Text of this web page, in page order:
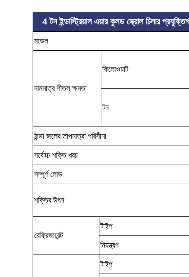
4 টন ইন্ডাস্ট্রিয়াল এয়ার কুলড স্ক্রোল চিলার
মডেল
নামমাত্র শীতল ক্ষমতা
কিলোওয়াট
টন
ঠান্ডা জলের তাপমাত্রা পরিসীমা
সর্বোচ্চ শক্তি খরচ
সম্পূর্ণ লোড
শক্তির উৎস
রেফ্রিজারেন্ট
টাইপ
নিয়ন্ত্রণ
টাইপ